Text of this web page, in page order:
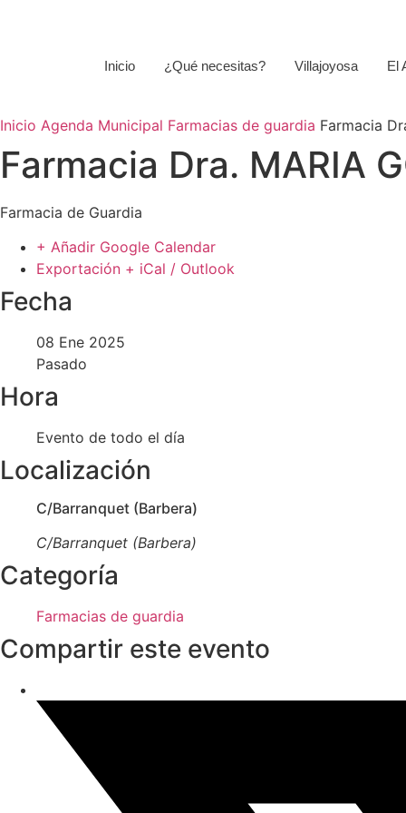
Inicio ¿Qué necesitas? Villajoyosa El
Inicio Agenda Municipal Farmacias de guardia Farmacia
Farmacia Dra. MARIA
Farmacia de Guardia
+ Añadir Google Calendar
Exportación + iCal / Outlook
Fecha
08 Ene 2025
Pasado
Hora
Evento de todo el día
Localización
C/Barranquet (Barbera)
C/Barranquet (Barbera)
Categoría
Farmacias de guardia
Compartir este evento